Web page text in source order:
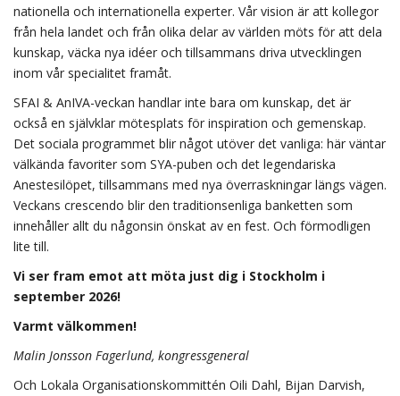
nationella och internationella experter. Vår vision är att kollegor
från hela landet och från olika delar av världen möts för att dela
kunskap, väcka nya idéer och tillsammans driva utvecklingen
inom vår specialitet framåt.
SFAI & AnIVA-veckan handlar inte bara om kunskap, det är
också en självklar mötesplats för inspiration och gemenskap.
Det sociala programmet blir något utöver det vanliga: här väntar
välkända favoriter som SYA-puben och det legendariska
Anestesilöpet, tillsammans med nya överraskningar längs vägen.
Veckans crescendo blir den traditionsenliga banketten som
innehåller allt du någonsin önskat av en fest. Och förmodligen
lite till.
Vi ser fram emot att möta just dig i Stockholm i
september 2026!
Varmt välkommen!
Malin Jonsson Fagerlund, kongressgeneral
Och Lokala Organisationskommittén Oili Dahl, Bijan Darvish,